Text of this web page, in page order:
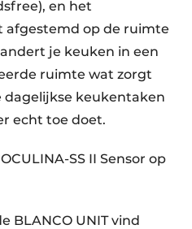
en het
afgestemd op de ruimte
je keuken in een
ruimte wat zorgt
dagelijkse keukentaken
echt toe doet.
SS II Sensor op
BLANCO UNIT vind